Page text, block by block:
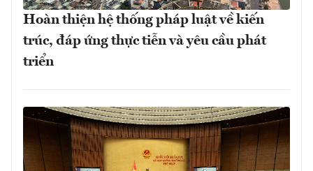
Hoàn thiện hệ thống pháp luật về kiến
trúc, đáp ứng thực tiễn và yêu cầu phát
triển